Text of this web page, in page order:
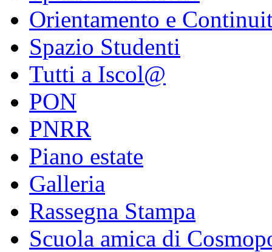
Orientamento e
Spazio Studenti
Tutti a Iscol@
PON
PNRR
Piano estate
Galleria
Rassegna Stampa
Scuola amica di